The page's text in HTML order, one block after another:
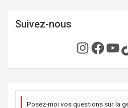
Suivez-nous
Posez-moi vos questions sur la